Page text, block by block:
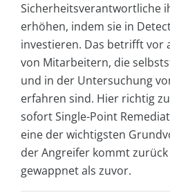
Sicherheitsverantwortliche
erhöhen, indem sie in
investieren. Das betrifft vor
von Mitarbeitern, die
und in der Untersuchung
erfahren sind. Hier richtig
sofort Single-Point
eine der wichtigsten
der Angreifer kommt
gewappnet als zuvor.